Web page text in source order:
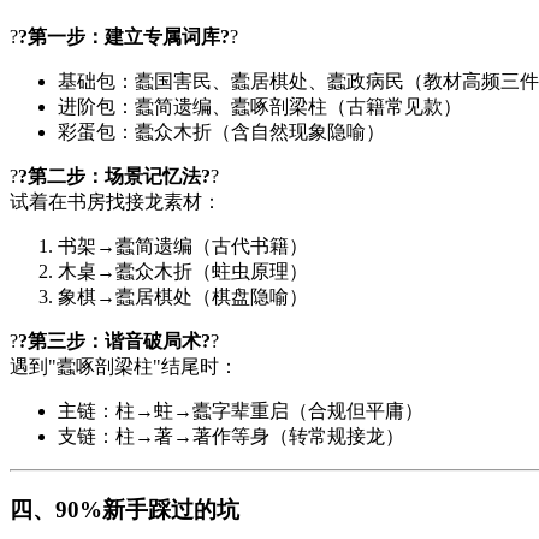
??第一步：建立专属词库??
基础包：蠹国害民、蠹居棋处、蠹政病民（教材高频三
进阶包：蠹简遗编、蠹啄剖梁柱（古籍常见款）
彩蛋包：蠹众木折（含自然现象隐喻）
??第二步：场景记忆法??
试着在书房找接龙素材：
书架→蠹简遗编（古代书籍）
木桌→蠹众木折（蛀虫原理）
象棋→蠹居棋处（棋盘隐喻）
??第三步：谐音破局术??
遇到"蠹啄剖梁柱"结尾时：
主链：柱→蛀→蠹字辈重启（合规但平庸）
支链：柱→著→著作等身（转常规接龙）
四、90%新手踩过的坑